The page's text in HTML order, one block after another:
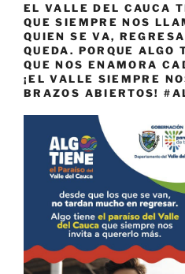
EL VALLE DEL CAUCA
QUE SIEMPRE NOS
QUIEN SE VA,
QUEDA. PORQUE ALGO
QUE NOS ENAMORA
¡EL VALLE SIEMPRE
BRAZOS ABIERTOS!